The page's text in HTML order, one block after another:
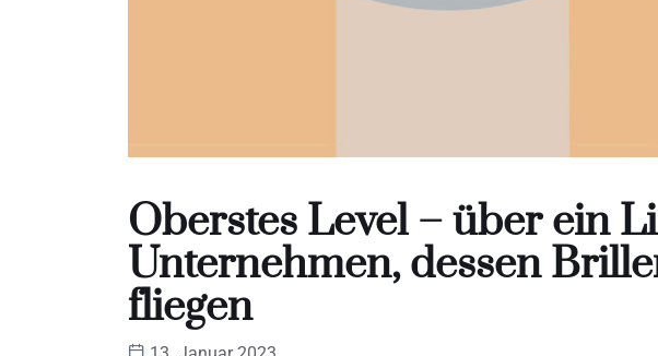
Oberstes Level – über ein
Unternehmen, dessen
fliegen